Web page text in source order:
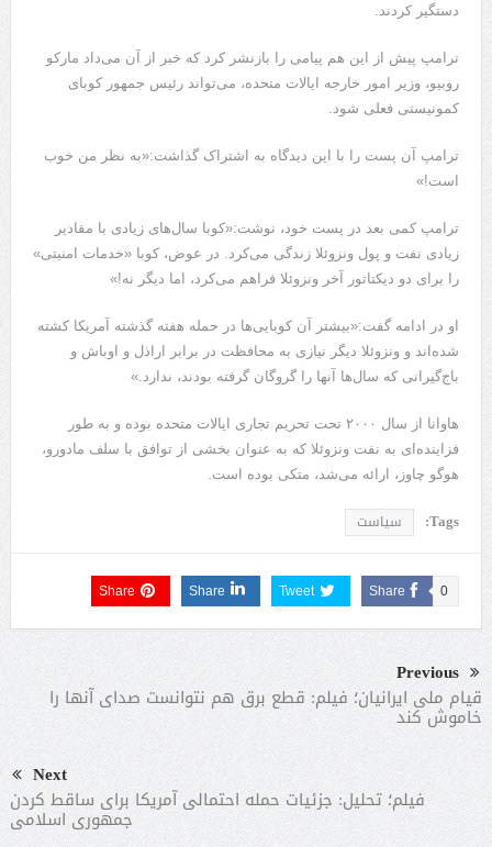
دستگیر کردند.
ترامپ پیش از این هم پیامی را بازنشر کرد که خبر از آن می‌داد مارکو
روبیو، وزیر امور خارجه ایالات متحده، می‌تواند رئیس جمهور کوبای
کمونیستی فعلی شود.
ترامپ آن پست را با این دیدگاه به اشتراک گذاشت:«به نظر من خوب
است!»
ترامپ کمی بعد در پست خود، نوشت:«کوبا سال‌های زیادی با مقادیر
زیادی نفت و پول ونزوئلا زندگی می‌کرد. در عوض، کوبا «خدمات امنیتی»
را برای دو دیکتاتور آخر ونزوئلا فراهم می‌کرد، اما دیگر نه!»
او در ادامه گفت:«بیشتر آن کوبایی‌ها در حمله هفته گذشته آمریکا کشته
شده‌اند و ونزوئلا دیگر نیازی به محافظت در برابر اراذل و اوباش و
باج‌گیرانی که سال‌ها آنها را گروگان گرفته بودند، ندارد.»
هاوانا از سال ۲۰۰۰ تحت تحریم تجاری ایالات متحده بوده و به طور
فزاینده‌ای به نفت ونزوئلا که به عنوان بخشی از توافق با سلف مادورو،
هوگو چاوز، ارائه می‌شد، متکی بوده است.
Tags: سیاست
Share 0
Tweet
Share
Share
Previous
قیام ملی ایرانیان؛ فیلم: قطع برق هم نتوانست صدای آنها را
خاموش کند
Next
فیلم؛ تحلیل: جزئیات حمله احتمالی آمریکا برای ساقط کردن
جمهوری اسلامی